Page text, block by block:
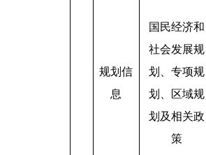
规划信
息
国民经济和
社会发展规
划、专项规
划、区域规
划及相关政
策